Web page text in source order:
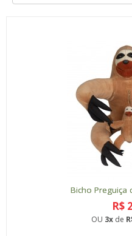
Bicho Preguiça
R$
OU 3x de